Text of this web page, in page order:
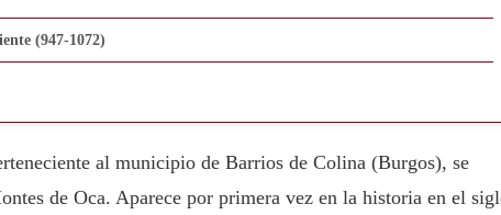
(947-1072)
al municipio de Barrios de Colina (Burgos), se
de Oca. Aparece por primera vez en la historia en el